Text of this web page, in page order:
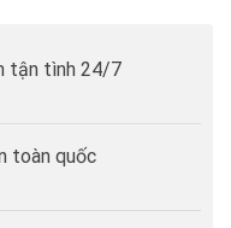
tận tình 24/7
toàn quốc